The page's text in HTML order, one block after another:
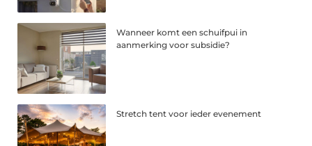
Wanneer komt een schuifpui in
aanmerking voor subsidie?
Stretch tent voor ieder evenement